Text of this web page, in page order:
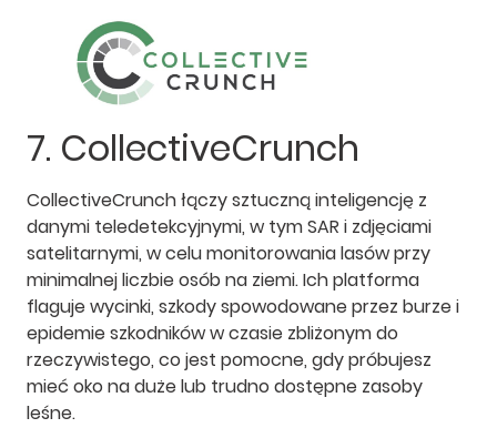
7. CollectiveCrunch
CollectiveCrunch łączy sztuczną inteligencję z
danymi teledetekcyjnymi, w tym SAR i zdjęciami
satelitarnymi, w celu monitorowania lasów przy
minimalnej liczbie osób na ziemi. Ich platforma
flaguje wycinki, szkody spowodowane przez burze i
epidemie szkodników w czasie zbliżonym do
rzeczywistego, co jest pomocne, gdy próbujesz
mieć oko na duże lub trudno dostępne zasoby
leśne.